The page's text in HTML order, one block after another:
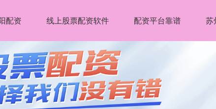
配资 线上股票配资软件 配资平台靠谱 苏